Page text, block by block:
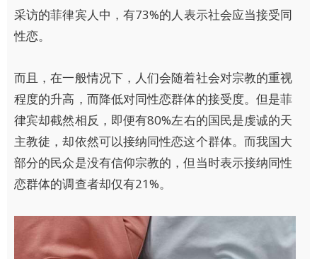
采访的菲律宾人中，有73%的人表示社会应当接受同
性恋。
而且，在一般情况下，人们会随着社会对宗教的重视
程度的升高，而降低对同性恋群体的接受度。但是菲
律宾却截然相反，即便有80%左右的国民是虔诚的天
主教徒，却依然可以接纳同性恋这个群体。而我国大
部分的民众是没有信仰宗教的，但当时表示接纳同性
恋群体的调查者却仅有21%。